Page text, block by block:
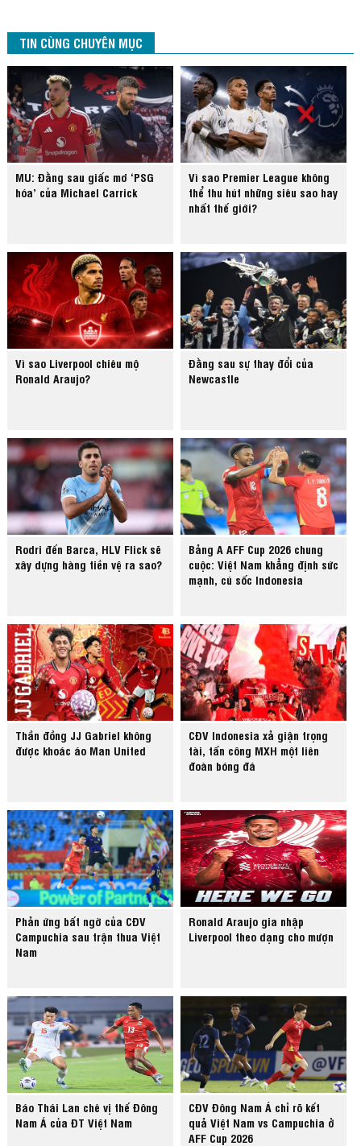
TIN CÙNG CHUYÊN MỤC
MU: Đằng sau giấc mơ ‘PSG
hóa’ của Michael Carrick
Vì sao Premier League không
thể thu hút những siêu sao hay
nhất thế giới?
Vì sao Liverpool chiêu mộ
Ronald Araujo?
Đằng sau sự thay đổi của
Newcastle
Rodri đến Barca, HLV Flick sẽ
xây dựng hàng tiền vệ ra sao?
Bảng A AFF Cup 2026 chung
cuộc: Việt Nam khẳng định sức
mạnh, cú sốc Indonesia
Thần đồng JJ Gabriel không
được khoác áo Man United
CĐV Indonesia xả giận trọng
tài, tấn công MXH một liên
đoàn bóng đá
Phản ứng bất ngờ của CĐV
Campuchia sau trận thua Việt
Nam
Ronald Araujo gia nhập
Liverpool theo dạng cho mượn
Báo Thái Lan chê vị thế Đông
Nam Á của ĐT Việt Nam
CĐV Đông Nam Á chỉ rõ kết
quả Việt Nam vs Campuchia ở
AFF Cup 2026